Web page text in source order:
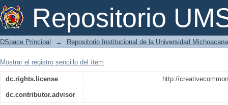
Repositorio
Análisis del proceso de producción
Centauro de Durango, Dgo.
DSpace Principal → Repositorio Institucional de la Universidad
Mostrar el registro sencillo del ítem
dc.rights.license http://
dc.contributor.advisor